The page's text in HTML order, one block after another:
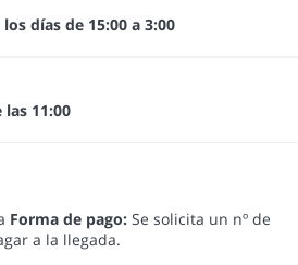
días de 15:00 a 3:00
11:00
Forma de pago: Se solicita un nº de
a la llegada.